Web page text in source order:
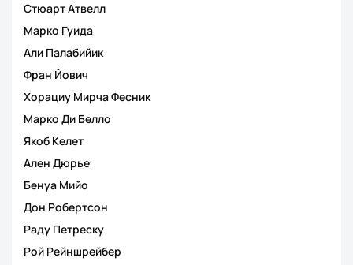
Стюарт Атвелл
Марко Гуида
Али Палабийик
Фран Йович
Хорациу Мирча Фесник
Марко Ди Белло
Якоб Келет
Ален Дюрье
Бенуа Мийо
Дон Робертсон
Раду Петреску
Рой Рейншрейбер